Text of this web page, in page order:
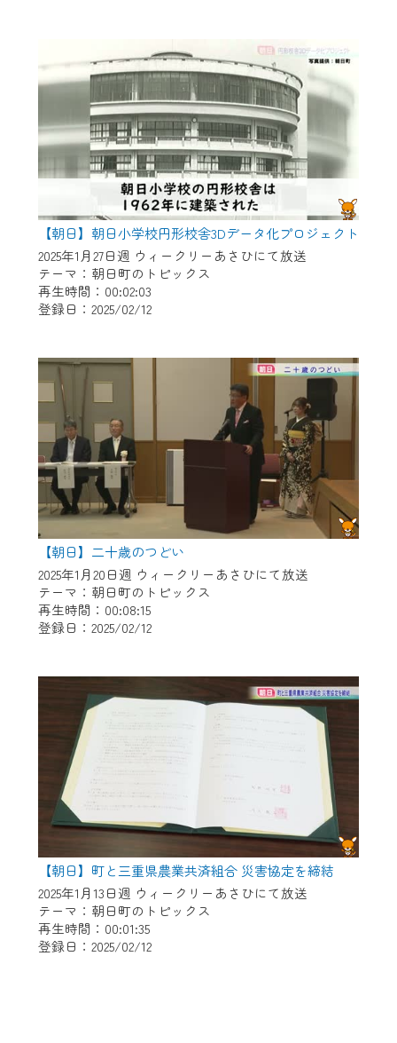
【朝日】朝日小学校円形校舎3Dデータ化プロジェクト
2025年1月27日週 ウィークリーあさひにて放送
テーマ：朝日町のトピックス
再生時間：00:02:03
登録日：2025/02/12
【朝日】二十歳のつどい
2025年1月20日週 ウィークリーあさひにて放送
テーマ：朝日町のトピックス
再生時間：00:08:15
登録日：2025/02/12
【朝日】町と三重県農業共済組合 災害協定を締結
2025年1月13日週 ウィークリーあさひにて放送
テーマ：朝日町のトピックス
再生時間：00:01:35
登録日：2025/02/12